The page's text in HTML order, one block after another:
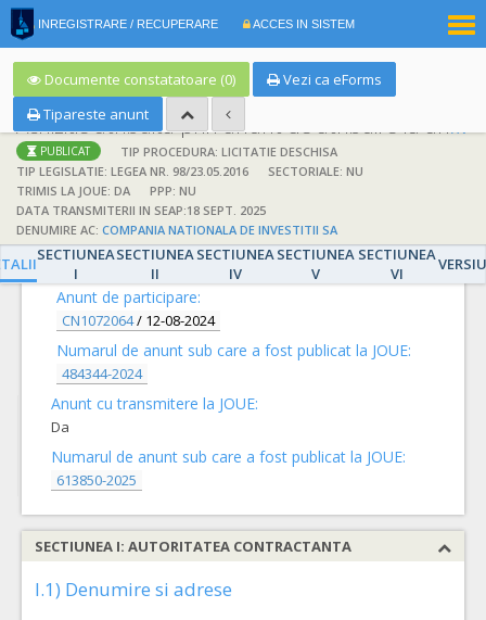
INREGISTRARE / RECUPERARE ACCES IN SISTEM
Documente constatatoare (0)
Vezi ca eForms
Tipareste anunt
Achizitie atribuita prin anunt de atribuire la anunt de participare
PUBLICAT
TIP PROCEDURA: LICITATIE DESCHISA
TIP LEGISLATIE: LEGEA NR. 98/23.05.2016
SECTORIALE: NU
TRIMIS LA JOUE: DA
PPP: NU
DATA TRANSMITERII IN SEAP:18 SEPT. 2025
DENUMIRE AC: COMPANIA NATIONALA DE INVESTITII SA
SECTIUNEA
I
SECTIUNEA
II
SECTIUNEA
IV
SECTIUNEA
V
SECTIUNEA
VI
DETALII
Anunt de participare:
CN1072064/ 12-08-2024
Numarul de anunt sub care a fost publicat la JOUE:
484344-2024
Anunt cu transmitere la JOUE:
Da
Numarul de anunt sub care a fost publicat la JOUE:
613850-2025
SECTIUNEA I: AUTORITATEA CONTRACTANTA
I.1) Denumire si adrese